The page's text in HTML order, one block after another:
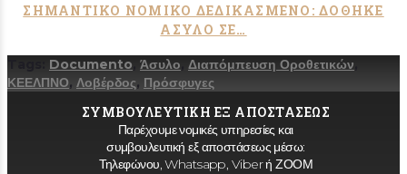
ΣΗΜΑΝΤΙΚΟ ΝΟΜΙΚΟ ΔΕΔΙΚΑΣΜΕΝΟ: ΔΟΘΗΚΕ
ΑΣΥΛΟ ΣΕ…
Documento Άσυλο Διαπόμπευση Οροθετικών
ΚΕΕΛΠΝΟ, Λοβέρδος, Πρόσφυγες
ΣΥΜΒΟΥΛΕΥΤΙΚΗ ΕΞ ΑΠΟΣΤΑΣΕΩΣ
Παρέχουμε νομικές υπηρεσίες και
συμβουλευτική εξ αποστάσεως μέσω:
Τηλεφώνου, Whatsapp, Viber ή ΖΟΟΜ